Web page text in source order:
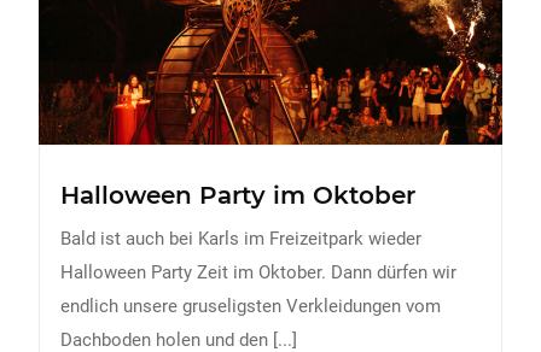
Halloween Party im Oktober
Bald ist auch bei Karls im Freizeitpark wieder
Halloween Party Zeit im Oktober. Dann dürfen wir
endlich unsere gruseligsten Verkleidungen vom
Dachboden holen und den [...]